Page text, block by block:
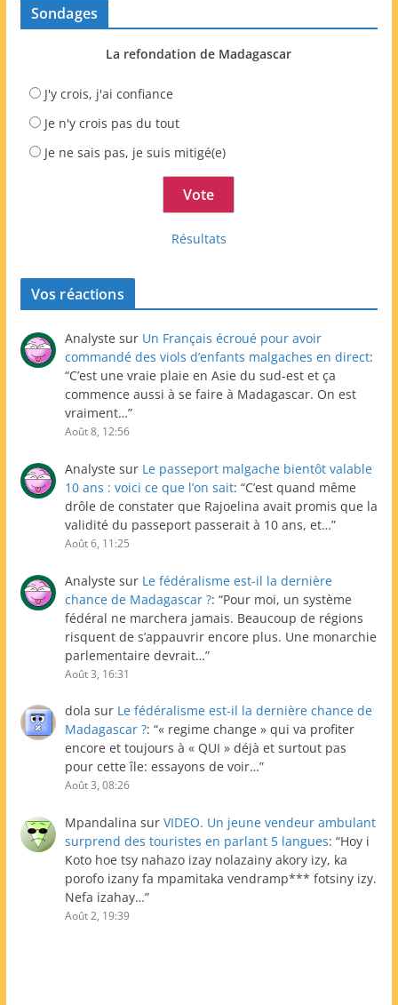
Sondages
La refondation de Madagascar
J'y crois, j'ai confiance
Je n'y crois pas du tout
Je ne sais pas, je suis mitigé(e)
Résultats
Vos réactions
Analyste sur Un Français écroué pour avoir
commandé des viols d’enfants malgaches en direct:
“C’est une vraie plaie en Asie du sud-est et ça
commence aussi à se faire à Madagascar. On est
vraiment…”
Août 8, 12:56
Analyste sur Le passeport malgache bientôt valable
10 ans : voici ce que l’on sait: “C’est quand même
drôle de constater que Rajoelina avait promis que la
validité du passeport passerait à 10 ans, et…”
Août 6, 11:25
Analyste sur Le fédéralisme est-il la dernière
chance de Madagascar ?: “Pour moi, un système
fédéral ne marchera jamais. Beaucoup de régions
risquent de s’appauvrir encore plus. Une monarchie
parlementaire devrait…”
Août 3, 16:31
dola sur Le fédéralisme est-il la dernière chance de
Madagascar ?: “« regime change » qui va profiter
encore et toujours à « QUI » déjà et surtout pas
pour cette île: essayons de voir…”
Août 3, 08:26
Mpandalina sur VIDEO. Un jeune vendeur ambulant
surprend des touristes en parlant 5 langues: “Hoy i
Koto hoe tsy nahazo izay nolazainy akory izy, ka
porofo izany fa mpamitaka vendramp*** fotsiny izy.
Nefa izahay…”
Août 2, 19:39